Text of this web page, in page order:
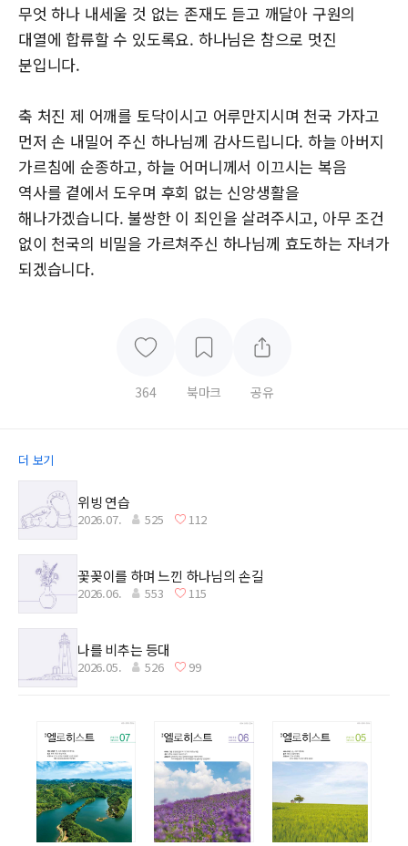
무엇 하나 내세울 것 없는 존재도 듣고 깨달아 구원의
대열에 합류할 수 있도록요. 하나님은 참으로 멋진
분입니다.
축 처진 제 어깨를 토닥이시고 어루만지시며 천국 가자고
먼저 손 내밀어 주신 하나님께 감사드립니다. 하늘 아버지
가르침에 순종하고, 하늘 어머니께서 이끄시는 복음
역사를 곁에서 도우며 후회 없는 신앙생활을
해나가겠습니다. 불쌍한 이 죄인을 살려주시고, 아무 조건
없이 천국의 비밀을 가르쳐주신 하나님께 효도하는 자녀가
되겠습니다.
364 북마크 공유
더 보기
위빙 연습
2026.07. 525 112
꽃꽂이를 하며 느낀 하나님의 손길
2026.06. 553 115
나를 비추는 등대
2026.05. 526 99